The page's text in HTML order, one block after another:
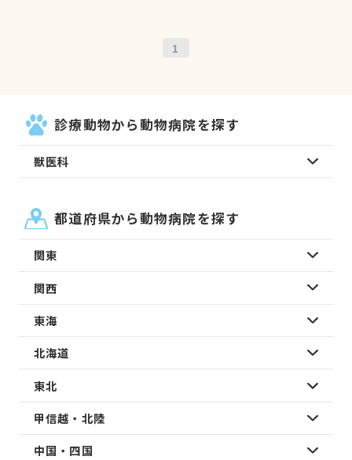
1
診療動物から動物病院を探す
獣医科
都道府県から動物病院を探す
関東
関西
東海
北海道
東北
甲信越・北陸
中国・四国